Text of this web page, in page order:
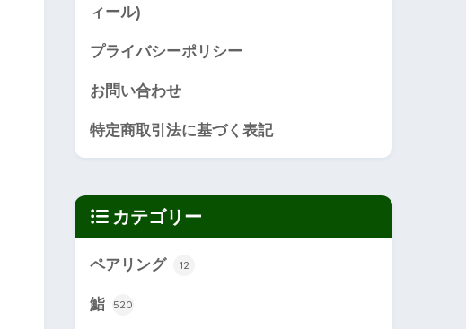
ィール)
プライバシーポリシー
お問い合わせ
特定商取引法に基づく表記
カテゴリー
ペアリング 12
鮨 520